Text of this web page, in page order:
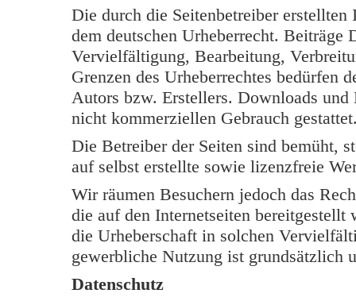
Die durch die Seitenbetreiber
dem deutschen Urheberrecht.
Vervielfältigung, Bearbeitung,
Grenzen des Urheberrechtes bedürfen
Autors bzw. Erstellers. Downloads
nicht kommerziellen Gebrauch
Die Betreiber der Seiten sind bemüht,
auf selbst erstellte sowie lizenzfreie
Wir räumen Besuchern jedoch das
die auf den Internetseiten
die Urheberschaft in solchen
gewerbliche Nutzung ist grundsätzlich
Datenschutz